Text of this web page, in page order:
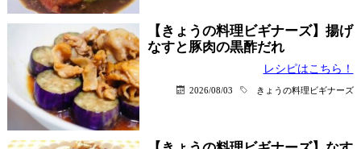
【きょうの料理ビギナーズ】揚げ
なすと豚肉の黒酢だれ
レシピはこちら！
2026/08/03 きょうの料理ビギナーズ